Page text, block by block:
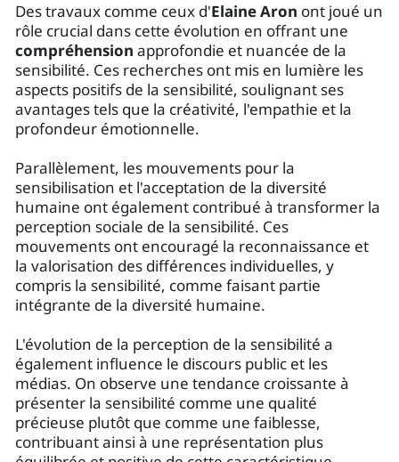
Des travaux comme ceux d'Elaine Aron ont joué un
rôle crucial dans cette évolution en offrant une
compréhension approfondie et nuancée de la
sensibilité. Ces recherches ont mis en lumière les
aspects positifs de la sensibilité, soulignant ses
avantages tels que la créativité, l'empathie et la
profondeur émotionnelle.
Parallèlement, les mouvements pour la
sensibilisation et l'acceptation de la diversité
humaine ont également contribué à transformer la
perception sociale de la sensibilité. Ces
mouvements ont encouragé la reconnaissance et
la valorisation des différences individuelles, y
compris la sensibilité, comme faisant partie
intégrante de la diversité humaine.
L'évolution de la perception de la sensibilité a
également influence le discours public et les
médias. On observe une tendance croissante à
présenter la sensibilité comme une qualité
précieuse plutôt que comme une faiblesse,
contribuant ainsi à une représentation plus